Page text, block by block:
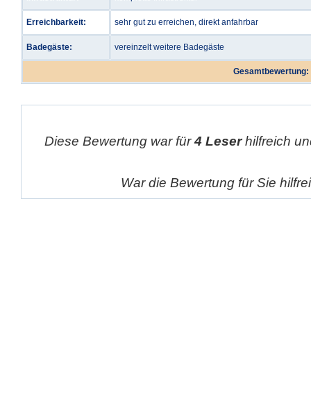
Erreichbarkeit: sehr gut zu erreichen, direkt anfahrbar
Badegäste: vereinzelt weitere Badegäste
Gesamtbewertung:
Diese Bewertung war für4 Leserhilfreich
War die Bewertung für Sie